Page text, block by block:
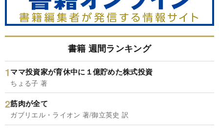
書籍 週間ランキング
ママ投資家が育休中に１億貯めた株式投資
ちょる子 著
筋肉が全て
ガブリエル・ライオン 著/御立英史 訳